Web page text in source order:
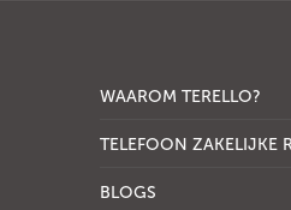
WAAROM TERELLO?
TELEFOON ZAKELIJKE
BLOGS